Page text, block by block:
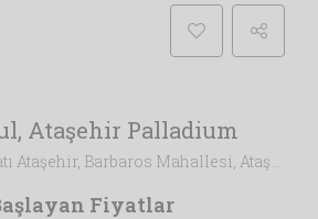
Ataşehir Palladium
Mahallesi, Ataşehir, İstanbul, Marmara Bölgesi, 34746, Türkiye, İstanbul
Fiyatlar